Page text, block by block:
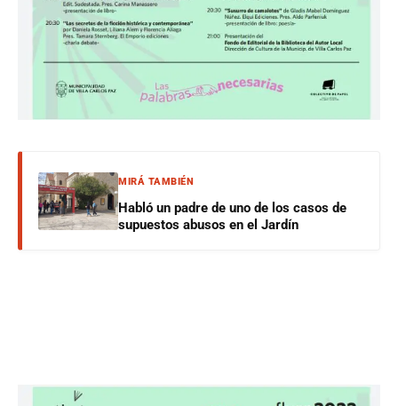
MIRÁ TAMBIÉN
Habló un padre de uno de los casos de
supuestos abusos en el Jardín